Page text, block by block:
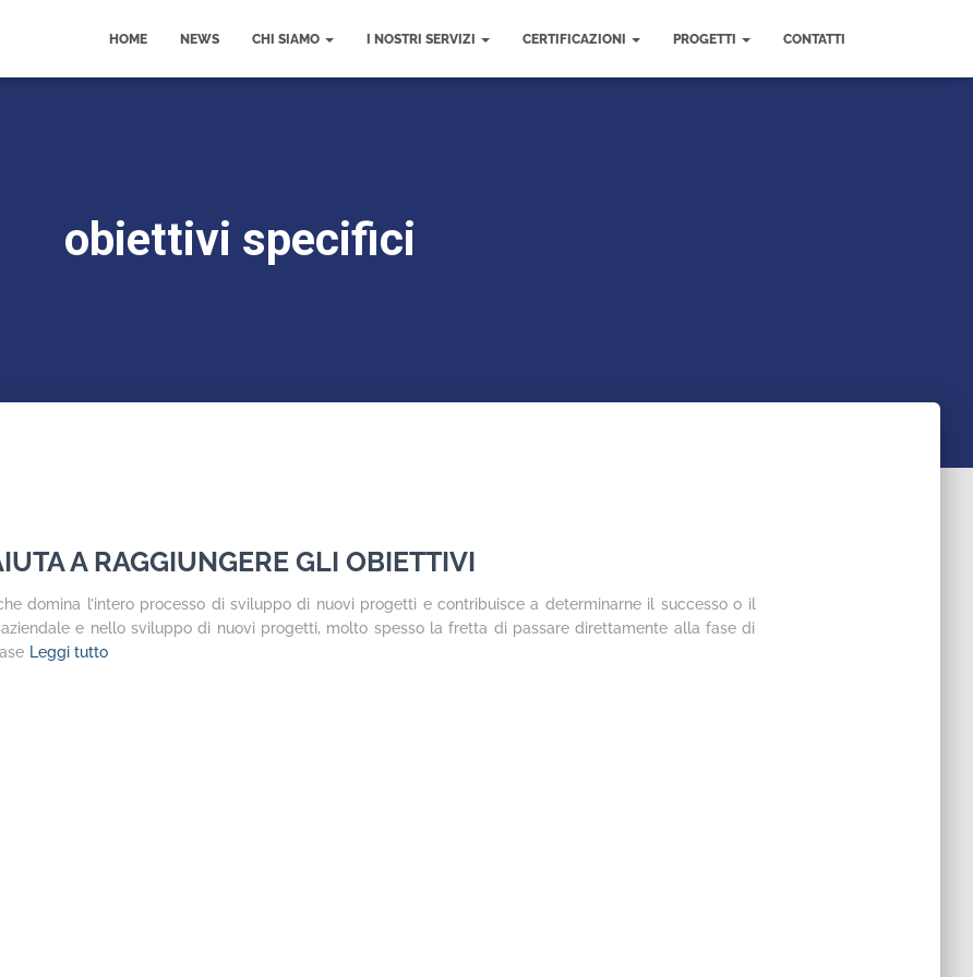
HOME NEWS CHI SIAMO I NOSTRI SERVIZI CERTIFICAZIONI PROGETTI CONTATTI
obiettivi specifici
A RAGGIUNGERE GLI OBIETTIVI
domina l’intero processo di sviluppo di nuovi progetti e contribuisce a determinarne il successo o il
e nello sviluppo di nuovi progetti, molto spesso la fretta di passare direttamente alla fase di
Leggi tutto